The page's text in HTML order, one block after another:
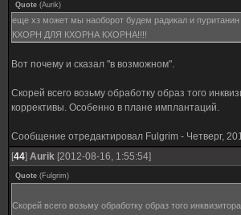
Quote (Aurik)
еще хз может мы наоборот будем радикал и пуританин
КХОРН ДЛЯ КХОРНА КХОРНА!!!!
Вот почему и сказал "в возможном".
Скорей всего возьму обработку образ того
коррективы. Особенно в плане имплантаций.
Сообщение отредактировал Fulgrim - Четверг,
[44] Aurik [2012-08-16, 1:55:54]
Quote (Fulgrim)
Скорей всего возьму обработку образ того